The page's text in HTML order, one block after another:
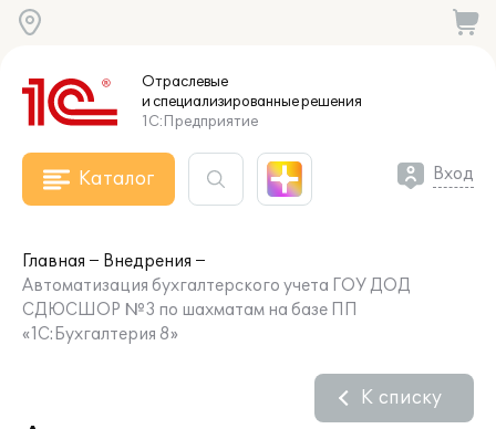
Отраслевые
и специализированныерешения
1С:Предприятие
Каталог Вход
Главная
Внедрения
Автоматизация бухгалтерского учета ГОУ ДОД
СДЮСШОР №3 по шахматам на базе ПП
«1С:Бухгалтерия 8»
К списку